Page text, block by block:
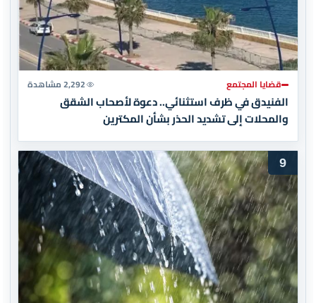
قضايا المجتمع 2,292 مشاهدة
الفنيدق في ظرف استثنائي.. دعوة لأصحاب الشقق
والمحلات إلى تشديد الحذر بشأن المكترين
9